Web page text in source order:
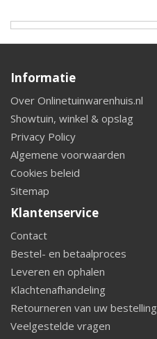
Informatie
Over Onlinetuinwarenhuis.nl
Showtuin, winkel & opslag
Privacy Policy
Algemene voorwaarden
Cookies beleid
Sitemap
Klantenservice
Contact
Bestel- en betaalproces
Leveren en ophalen
Klachtenafhandeling
Retourneren van uw bestelling
Veelgestelde vragen